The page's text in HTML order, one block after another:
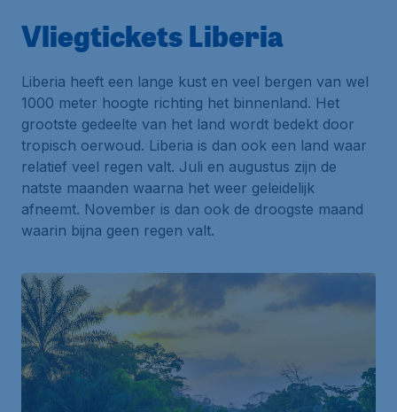
Vliegtickets Liberia
Liberia heeft een lange kust en veel bergen van wel
1000 meter hoogte richting het binnenland. Het
grootste gedeelte van het land wordt bedekt door
tropisch oerwoud. Liberia is dan ook een land waar
relatief veel regen valt. Juli en augustus zijn de
natste maanden waarna het weer geleidelijk
afneemt. November is dan ook de droogste maand
waarin bijna geen regen valt.